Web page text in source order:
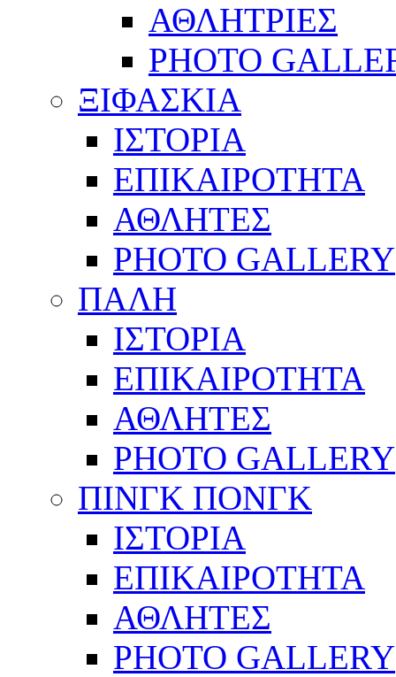
ΑΘΛΗΤΡΙΕΣ
PHOTO
ΞΙΦΑΣΚΙΑ
ΙΣΤΟΡΙΑ
ΕΠΙΚΑΙΡΟΤΗΤΑ
ΑΘΛΗΤΕΣ
PHOTO GALLERY
ΠΑΛΗ
ΙΣΤΟΡΙΑ
ΕΠΙΚΑΙΡΟΤΗΤΑ
ΑΘΛΗΤΕΣ
PHOTO GALLERY
ΠΙΝΓΚ ΠΟΝΓΚ
ΙΣΤΟΡΙΑ
ΕΠΙΚΑΙΡΟΤΗΤΑ
ΑΘΛΗΤΕΣ
PHOTO GALLERY